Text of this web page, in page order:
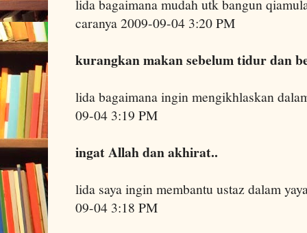
lida bagaimana mudah utk bangun
caranya 2009-09-04 3:20 PM
kurangkan makan sebelum tidur dan
lida bagaimana ingin mengikhlaskan
09-04 3:19 PM
ingat Allah dan akhirat..
lida saya ingin membantu ustaz dalam
09-04 3:18 PM